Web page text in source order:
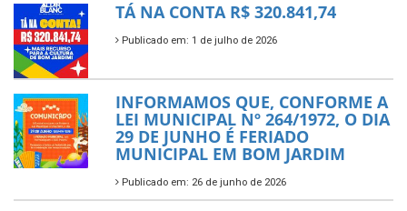
TÁ NA CONTA R$ 320.841,74
Publicado em: 1 de julho de 2026
INFORMAMOS QUE, CONFORME A
LEI MUNICIPAL Nº 264/1972, O DIA
29 DE JUNHO É FERIADO
MUNICIPAL EM BOM JARDIM
Publicado em: 26 de junho de 2026